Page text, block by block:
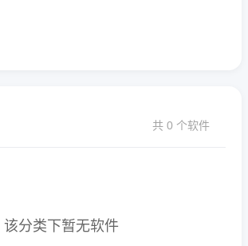
共 0 个软件
该分类下暂无软件